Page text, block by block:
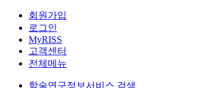
회원가입
로그인
MyRISS
고객센터
전체메뉴
학술연구정보서비스 검색